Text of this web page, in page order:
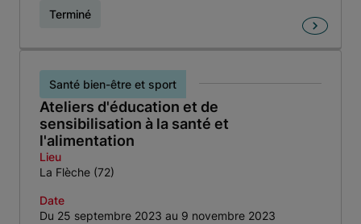
Terminé
Ateliers d'éducation et de
sensibilisation à la santé et
l'alimentation
Santé bien-être et sport
Lieu
La Flèche (72)
Date
Du 25 septembre 2023 au 9 novembre 2023